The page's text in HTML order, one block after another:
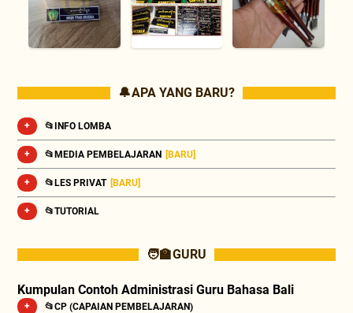
🔔 APA YANG BARU?
📂INFO LOMBA
📂MEDIA PEMBELAJARAN [BARU]
📂LES PRIVAT [BARU]
📂TUTORIAL
🧑‍🏫 GURU
Kumpulan Contoh Administrasi Guru Bahasa Bali
📂CP (CAPAIAN PEMBELAJARAN)